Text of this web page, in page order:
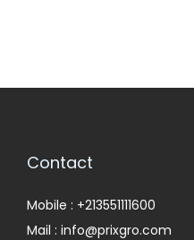
Contact
Mobile : +213551111600
Mail : info@prixgro.com